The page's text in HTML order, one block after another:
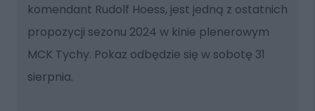
komendant Rudolf Hoess, jest jedną z ostatnich
propozycji sezonu 2024 w kinie plenerowym
MCK Tychy. Pokaz odbędzie się w sobotę 31
sierpnia.